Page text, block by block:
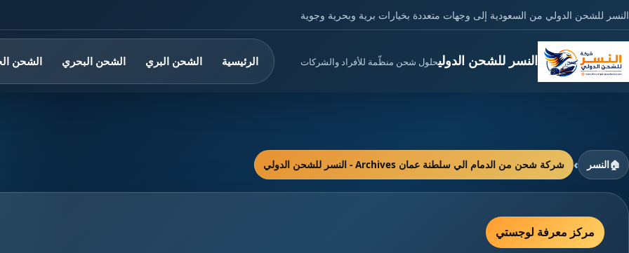
النسر للشحن الدولي من السعودية إلى وجهات متعددة بخيارات برية وبحرية وجوية
النسر للشحن الدوليحلول شحن منظّمة للأفراد والشركات الرئيسية الشحن البري الشحن البحري الشحن
🏠النسر › شركة شحن من الدمام الي سلطنة عمان Archives - النسر للشحن الدولي
مركز معرفة لوجستي